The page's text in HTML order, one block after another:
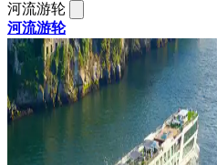
河流游轮
河流游轮